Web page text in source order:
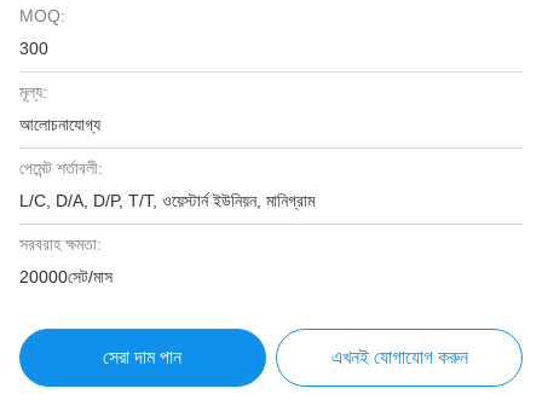
MOQ:
300
মূল্য:
আলোচনাযোগ্য
পেমেন্ট শর্তাবলী:
L/C, D/A, D/P, T/T, ওয়েস্টার্ন ইউনিয়ন, মানিগ্রাম
সরবরাহ ক্ষমতা:
20000সেট/মাস
সেরা দাম পান এখনই যোগাযোগ করুন